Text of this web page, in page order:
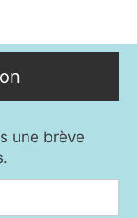
une brève